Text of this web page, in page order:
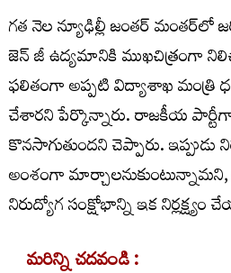
గత నెల న్యూఢిల్లీ జంతర్ మంతర్‌లో
జెన్ జీ ఉద్యమానికి ముఖచిత్రంగా
ఫలితంగా అప్పటి విద్యాశాఖ మంత్రి
చేశారని పేర్కొన్నారు. రాజకీయ
కొనసాగుతుందని చెప్పారు.
అంశంగా మార్చాలనుకుంటున్నామని,
నిరుద్యోగ సంక్షోభాన్ని ఇక
మరిన్ని చదవండి :